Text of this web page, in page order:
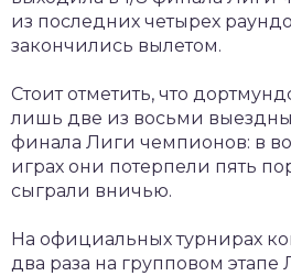
из последних четырех
закончились вылетом.
Стоит отметить, что
лишь две из восьми
финала Лиги чемпионов: в
играх они потерпели пять
сыграли вничью.
На официальных турнирах
два раза на групповом